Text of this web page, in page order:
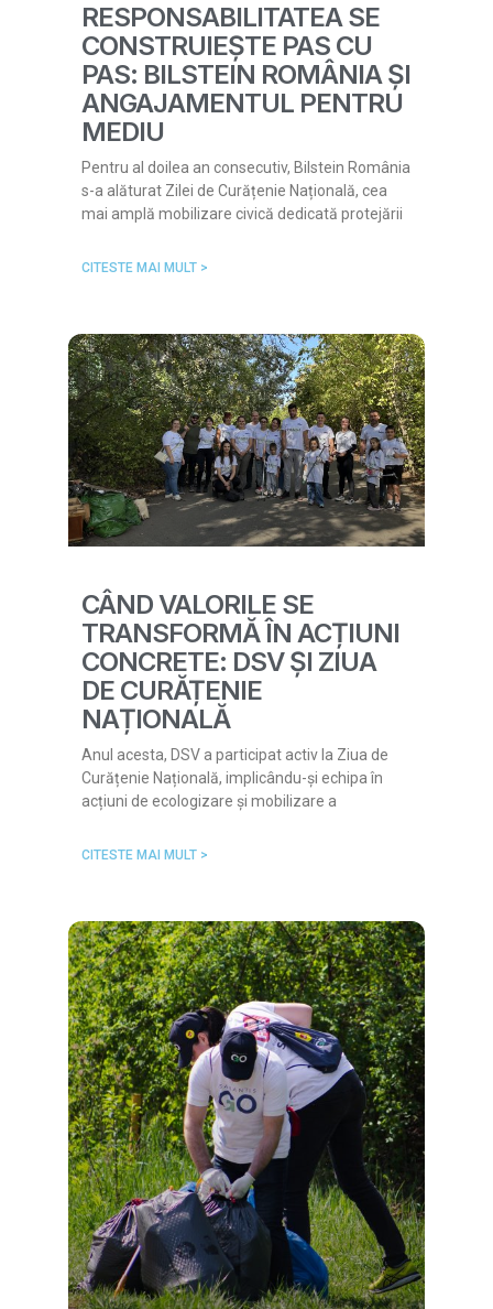
RESPONSABILITATEA SE
CONSTRUIEȘTE PAS CU
PAS: BILSTEIN ROMÂNIA ȘI
ANGAJAMENTUL PENTRU
MEDIU
Pentru al doilea an consecutiv, Bilstein România
s-a alăturat Zilei de Curățenie Națională, cea
mai amplă mobilizare civică dedicată protejării
CITESTE MAI MULT >
CÂND VALORILE SE
TRANSFORMĂ ÎN ACȚIUNI
CONCRETE: DSV ȘI ZIUA
DE CURĂȚENIE
NAȚIONALĂ
Anul acesta, DSV a participat activ la Ziua de
Curățenie Națională, implicându-și echipa în
acțiuni de ecologizare și mobilizare a
CITESTE MAI MULT >